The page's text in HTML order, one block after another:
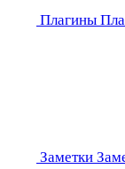
Плагины
Заметки